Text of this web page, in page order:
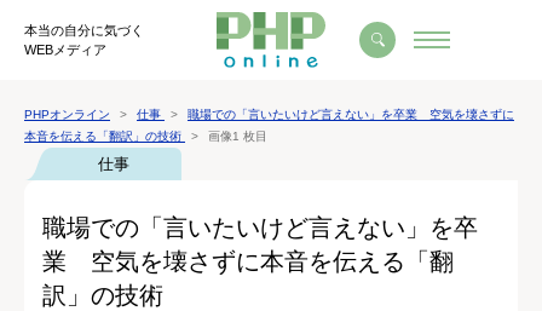
本当の自分に気づく
WEBメディア
PHPオンライン 仕事
職場での「言いたいけど言えない」を卒業 空気を壊さずに
本音を伝える「翻訳」の技術
画像1 枚目
仕事
職場での「言いたいけど言えない」を卒
業 空気を壊さずに本音を伝える「翻
訳」の技術